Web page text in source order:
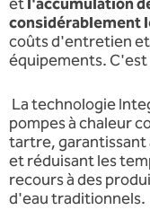
considérablement
coûts d'entretien
équipements.
La technologie
pompes à chaleur
tartre, garantissant
et réduisant les
recours à des
d'eau traditionnels.